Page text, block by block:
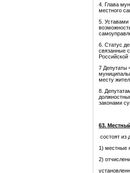
4. Глава
местного
5. Уставами
6. Статус
связанные
Российской
7 Депутаты
месту
8.
законами
63.
состоят из
1) местные
2)